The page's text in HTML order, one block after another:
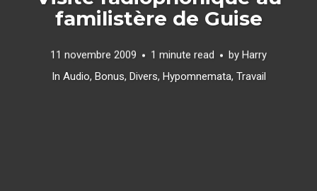
familistère de Guise
11 novembre 2009 1 minute read by Harry
In Audio, Bonus, Divers, Hypomnemata, Travail